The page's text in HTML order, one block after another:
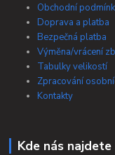
Obchodní
Doprava a platba
Bezpečná platba
Výměna/vrácení
Tabulky velikostí
Zpracování
Kontakty
Kde nás najdete